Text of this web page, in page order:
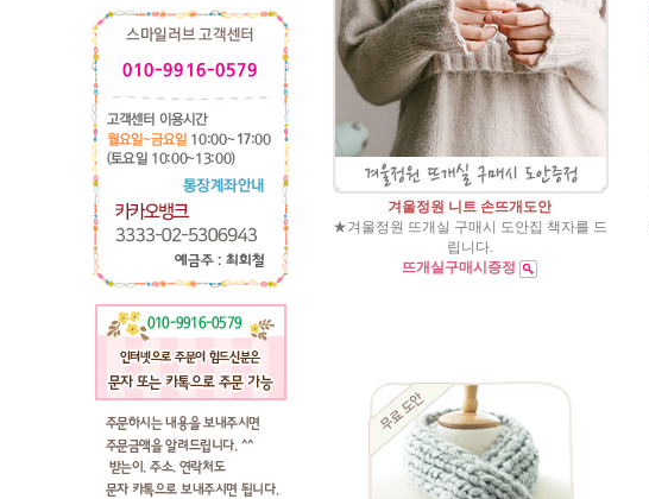
겨울정원 니트 손뜨개도안
★겨울정원 뜨개실 구매시 도안집 책자를 드
립니다.
뜨개실구매시증정